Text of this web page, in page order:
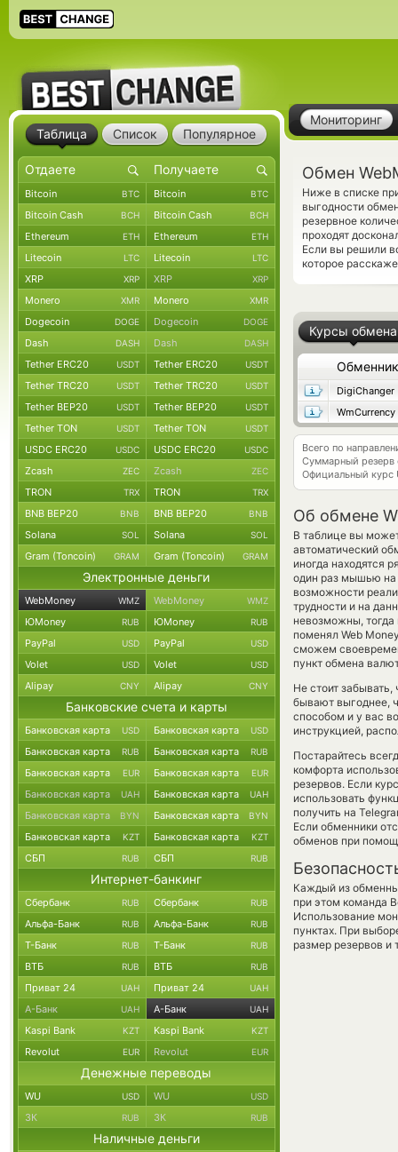
Мониторинг
Обмен
Ниже в списке
выгодности
резервное
проходят
Если вы решили
которое
Курсы обмена
Обменник
DigiChanger
WmCurrency
Всего по
Суммарный резерв
Официальный курс
Об обмене
В таблице вы
автоматический
иногда находятся
один раз мышью на
возможности
трудности и на
невозможны,
поменял Web
сможем
пункт обмена
Не стоит
бывают выгоднее,
способом и у вас
инструкцией,
Постарайтесь
комфорта
резервов. Если
использовать
получить на
Если обменники
обменов при
Каждый из
при этом команда
Использование
пунктах. При
размер резервов и
Таблица Список Популярное
Bitcoin BTC Bitcoin BTC
Bitcoin Cash BCH Bitcoin Cash BCH
Ethereum ETH Ethereum ETH
Litecoin LTC Litecoin LTC
XRP XRP XRP XRP
Monero XMR Monero XMR
Dogecoin DOGE Dogecoin DOGE
Dash DASH Dash DASH
Tether ERC20 USDT Tether ERC20 USDT
Tether TRC20 USDT Tether TRC20 USDT
Tether BEP20 USDT Tether BEP20 USDT
Tether TON USDT Tether TON USDT
USDC ERC20 USDC USDC ERC20 USDC
Zcash ZEC Zcash ZEC
TRON TRX TRON TRX
BNB BEP20 BNB BNB BEP20 BNB
Solana SOL Solana SOL
Gram (Toncoin) GRAM Gram (Toncoin) GRAM
Электронные деньги
WebMoney WMZ WebMoney WMZ
ЮMoney RUB ЮMoney RUB
PayPal USD PayPal USD
Volet USD Volet USD
Alipay CNY Alipay CNY
Банковские счета и карты
Банковская карта USD Банковская карта USD
Банковская карта RUB Банковская карта RUB
Банковская карта EUR Банковская карта EUR
Банковская карта UAH Банковская карта UAH
Банковская карта BYN Банковская карта BYN
Банковская карта KZT Банковская карта KZT
СБП RUB СБП RUB
Интернет-банкинг
Сбербанк RUB Сбербанк RUB
Альфа-Банк RUB Альфа-Банк RUB
Т-Банк RUB Т-Банк RUB
ВТБ RUB ВТБ RUB
Приват 24 UAH Приват 24 UAH
А-Банк UAH А-Банк UAH
Kaspi Bank KZT Kaspi Bank KZT
Revolut EUR Revolut EUR
Денежные переводы
WU USD WU USD
ЗК RUB ЗК RUB
Наличные деньги